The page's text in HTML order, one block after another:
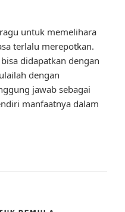
untuk memelihara
terlalu merepotkan.
didapatkan dengan
dengan
jawab sebagai
manfaatnya dalam